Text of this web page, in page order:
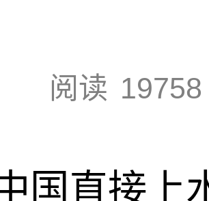
阅读 19758
国直接上